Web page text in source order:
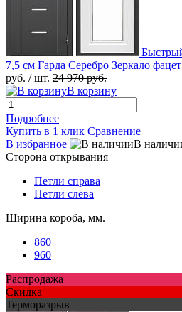
7,5 см Гарда Серебро Зеркало
руб. / шт. 24 970 руб.
В корзину
Подробнее
Купить в 1 клик Сравнение
В избранное
В
Сторона открывания
Петли справа
Петли слева
Ширина короба, мм.
860
960
Распродажа
Скидка
Терморазрыв